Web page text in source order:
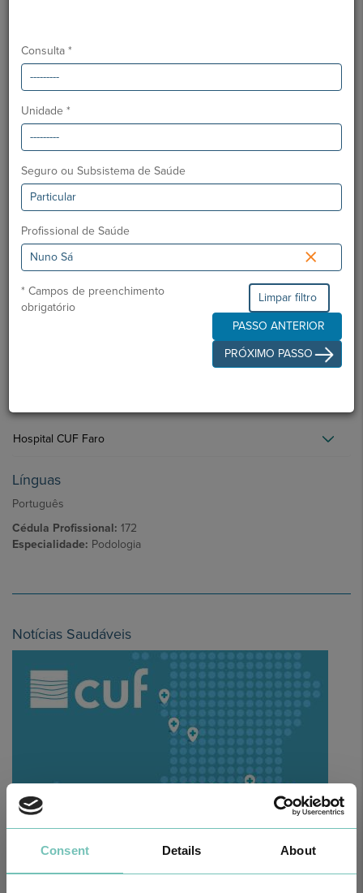
Consent Details About
Consulta *
Unidade *
Seguro ou Subsistema de Saúde
Profissional de Saúde
×
* Campos de preenchimento
obrigatório
Limpar filtro
PASSO ANTERIOR
PRÓXIMO PASSO
Clínica Particular Medchique - Monchique
Hospital CUF Sines
Clínica CUF Vila Real de Santo António
Hospital São Camilo - Portimão
Clínica CUF Chinicato - Lagos
Hospital CUF Faro
Línguas
Português
Cédula Profissional: 172
Especialidade: Podologia
Notícias Saudáveis
O GRUPO HPA AGORA É CUF: JUNTOS E CADA VEZ MAIS